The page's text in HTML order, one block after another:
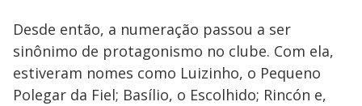
Desde então, a numeração passou a ser
sinônimo de protagonismo no clube. Com ela,
estiveram nomes como Luizinho, o Pequeno
Polegar da Fiel; Basílio, o Escolhido; Rincón e,